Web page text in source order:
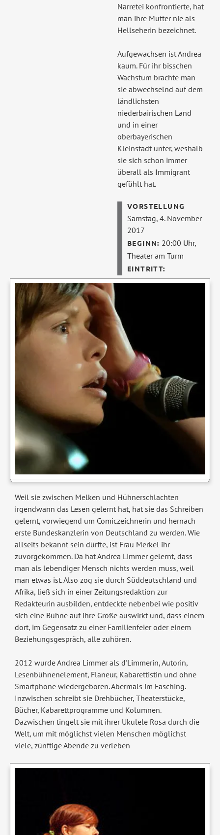
Narretei konfrontierte, hat
man ihre Mutter nie als
Hellseherin bezeichnet.
Aufgewachsen ist Andrea
kaum. Für ihr bisschen
Wachstum brachte man
sie abwechselnd auf dem
ländlichsten
niederbairischen Land
und in einer
oberbayerischen
Kleinstadt unter, weshalb
sie sich schon immer
überall als Immigrant
gefühlt hat.
Samstag, 4. November
2017
20:00 Uhr,
Theater am Turm
Weil sie zwischen Melken und Hühnerschlachten
irgendwann das Lesen gelernt hat, hat sie das Schreiben
gelernt, vorwiegend um Comiczeichnerin und hernach
erste Bundeskanzlerin von Deutschland zu werden. Wie
allseits bekannt sein dürfte, ist Frau Merkel ihr
zuvorgekommen. Da hat Andrea Limmer gelernt, dass
man als lebendiger Mensch nichts werden muss, weil
man etwas ist. Also zog sie durch Süddeutschland und
Afrika, ließ sich in einer Zeitungsredaktion zur
Redakteurin ausbilden, entdeckte nebenbei wie positiv
sich eine Bühne auf ihre Größe auswirkt und, dass einem
dort, im Gegensatz zu einer Familienfeier oder einem
Beziehungsgespräch, alle zuhören.
2012 wurde Andrea Limmer als d'Limmerin, Autorin,
Lesenbühnenelement, Flaneur, Kabarettistin und ohne
Smartphone wiedergeboren. Abermals im Fasching.
Inzwischen schreibt sie Drehbücher, Theaterstücke,
Bücher, Kabarettprogramme und Kolumnen.
Dazwischen tingelt sie mit ihrer Ukulele Rosa durch die
Welt, um mit möglichst vielen Menschen möglichst
viele, zünftige Abende zu verleben